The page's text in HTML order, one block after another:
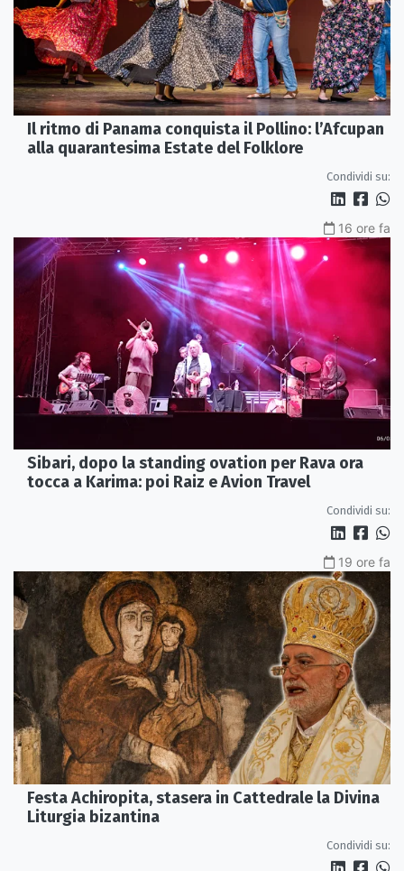
Il ritmo di Panama conquista il Pollino: l’Afcupan
alla quarantesima Estate del Folklore
Condividi su:
16 ore fa
Sibari, dopo la standing ovation per Rava ora
tocca a Karima: poi Raiz e Avion Travel
Condividi su:
19 ore fa
Festa Achiropita, stasera in Cattedrale la Divina
Liturgia bizantina
Condividi su: